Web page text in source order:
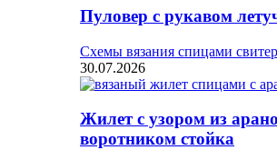
Пуловер с рукавом
Схемы вязания спицами
30.07.2026
Жилет с узором из
воротником стойка